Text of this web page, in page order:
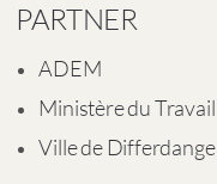
PARTNER
ADEM
Ministère du Travail
Ville de Differdange